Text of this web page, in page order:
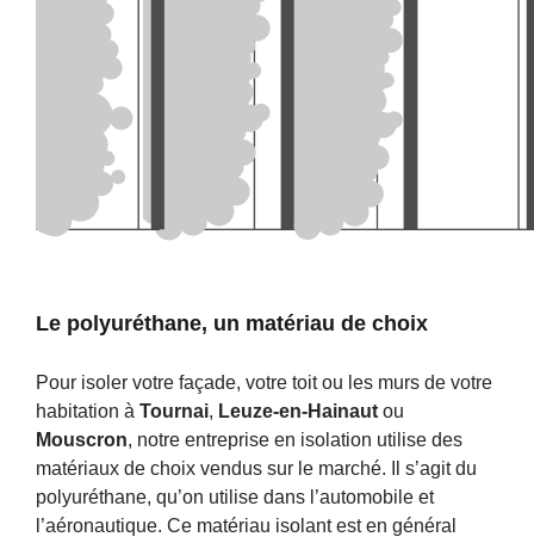
Le polyuréthane, un matériau de choix
Pour isoler votre façade, votre toit ou les murs de votre
habitation à Tournai, Leuze-en-Hainautou
Mouscron, notre entreprise en isolation utilise des
matériaux de choix vendus sur le marché. Il s’agit du
polyuréthane, qu’on utilise dans l’automobile et
l’aéronautique. Ce matériau isolant est en général